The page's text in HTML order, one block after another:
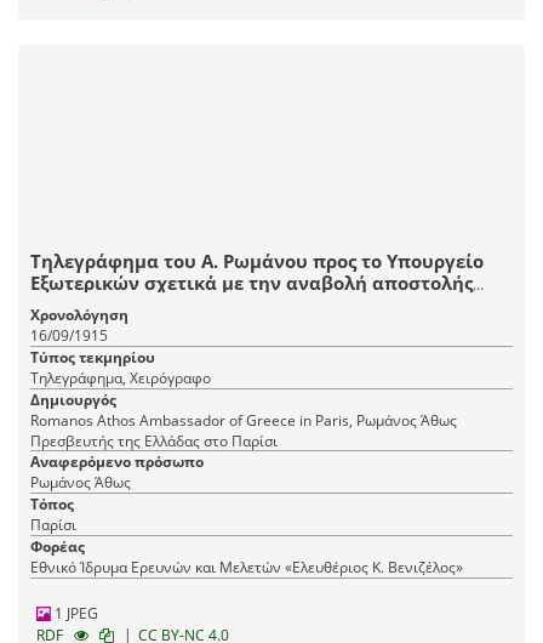
Τηλεγράφημα του Α. Ρωμάνου προς το Υπουργείο
Εξωτερικών σχετικά με την αναβολή αποστολής
τελεσιγράφου προς τη Βουλγαρική Κυβέρνηση.
Χρονολόγηση
16/09/1915
Τύπος τεκμηρίου
Τηλεγράφημα, Χειρόγραφο
Δημιουργός
Romanos Athos Ambassador of Greece in Paris, Ρωμάνος Άθως
Πρεσβευτής της Ελλάδας στο Παρίσι
Αναφερόμενο πρόσωπο
Ρωμάνος Άθως
Τόπος
Παρίσι
Φορέας
Εθνικό Ίδρυμα Ερευνών και Μελετών «Ελευθέριος Κ. Βενιζέλος»
1 JPEG
RDF
| CC BY-NC 4.0